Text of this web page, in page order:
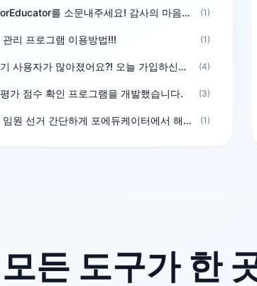
📢 ForEducator를 소문내주세요! 감사의 마음을 담은 포인트 선물 (1)
관리 프로그램 이용방법!!! (1)
갑자기 사용자가 많아졌어요?! 오늘 가입하신분^^ (4)
가 점수 확인 프로그램을 개발했습니다. (3)
학급 임원 선거 간단하게 포에듀케이터에서 해결하세요! (1)
든 도구가 한